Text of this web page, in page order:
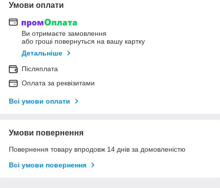
Умови оплати
Ви отримаєте замовлення
або гроші повернуться на вашу картку
Детальніше
Післяплата
Оплата за реквізитами
Всі умови оплати
Умови повернення
Повернення товару впродовж 14 днів за домовленістю
Всі умови повернення